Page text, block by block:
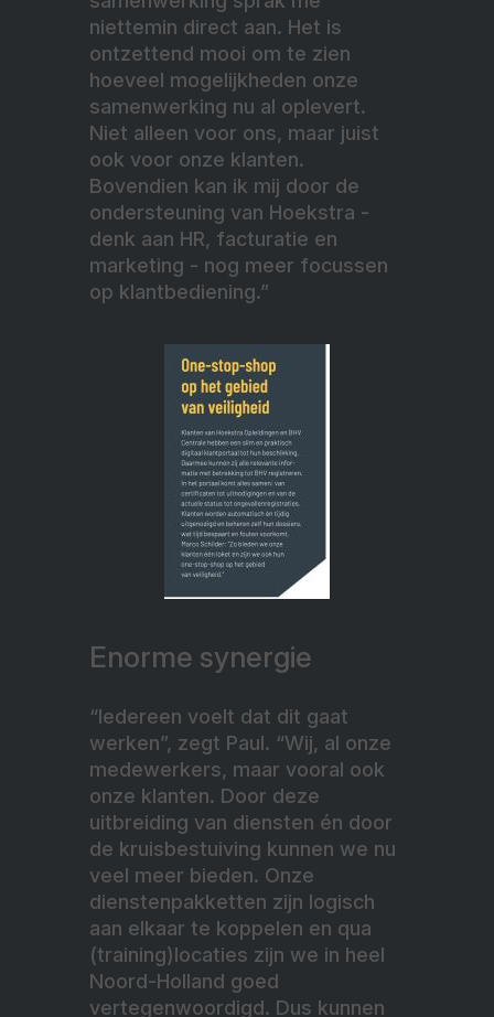
niettemin direct aan. Het is
ontzettend mooi om te zien
hoeveel mogelijkheden onze
samenwerking nu al oplevert.
Niet alleen voor ons, maar juist
ook voor onze klanten.
Bovendien kan ik mij door de
ondersteuning van Hoekstra -
denk aan HR, facturatie en
marketing - nog meer focussen
op klantbediening.”
Enorme synergie
“Iedereen voelt dat dit gaat
werken”, zegt Paul. “Wij, al onze
medewerkers, maar vooral ook
onze klanten. Door deze
uitbreiding van diensten én door
de kruisbestuiving kunnen we nu
veel meer bieden. Onze
dienstenpakketten zijn logisch
aan elkaar te koppelen en qua
(training)locaties zijn we in heel
Noord-Holland goed
vertegenwoordigd. Dus kunnen